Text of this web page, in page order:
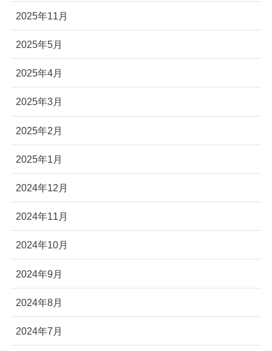
2025年11月
2025年5月
2025年4月
2025年3月
2025年2月
2025年1月
2024年12月
2024年11月
2024年10月
2024年9月
2024年8月
2024年7月